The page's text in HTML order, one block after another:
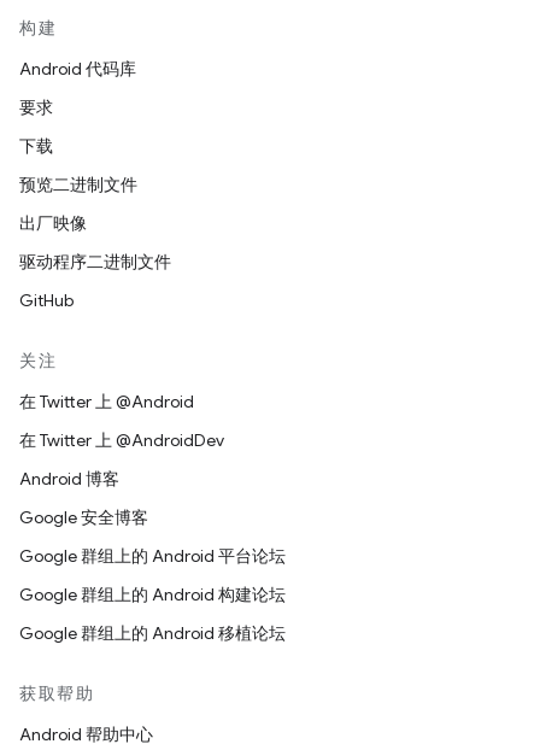
构建
Android 代码库
要求
下载
预览二进制文件
出厂映像
驱动程序二进制文件
GitHub
关注
在 Twitter 上 @Android
在 Twitter 上 @AndroidDev
Android 博客
Google 安全博客
Google 群组上的 Android 平台论坛
Google 群组上的 Android 构建论坛
Google 群组上的 Android 移植论坛
获取帮助
Android 帮助中心